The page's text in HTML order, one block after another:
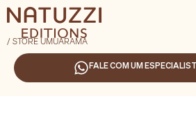
/ STORE UMUARAMA
FALE COM UM